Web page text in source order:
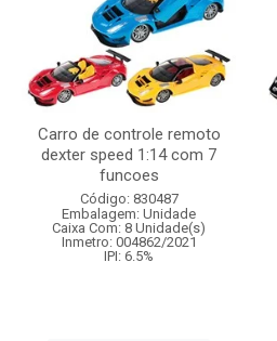
Carro de controle remoto
dexter speed 1:14 com 7
funcoes
Código: 830487
Embalagem: Unidade
Caixa Com: 8 Unidade(s)
Inmetro: 004862/2021
IPI: 6.5%